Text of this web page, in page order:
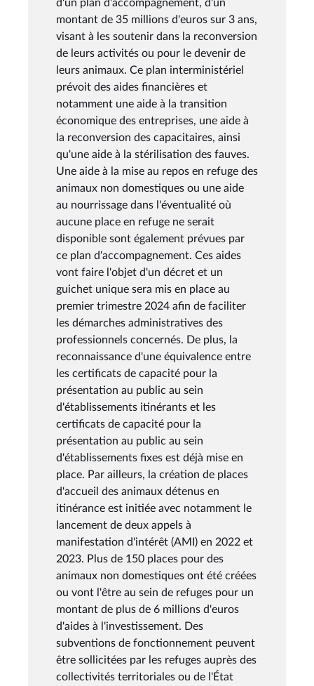
d'un plan d'accompagnement, d'un
montant de 35 millions d'euros sur 3 ans,
visant à les soutenir dans la reconversion
de leurs activités ou pour le devenir de
leurs animaux. Ce plan interministériel
prévoit des aides financières et
notamment une aide à la transition
économique des entreprises, une aide à
la reconversion des capacitaires, ainsi
qu'une aide à la stérilisation des fauves.
Une aide à la mise au repos en refuge des
animaux non domestiques ou une aide
au nourrissage dans l'éventualité où
aucune place en refuge ne serait
disponible sont également prévues par
ce plan d'accompagnement. Ces aides
vont faire l'objet d'un décret et un
guichet unique sera mis en place au
premier trimestre 2024 afin de faciliter
les démarches administratives des
professionnels concernés. De plus, la
reconnaissance d'une équivalence entre
les certificats de capacité pour la
présentation au public au sein
d'établissements itinérants et les
certificats de capacité pour la
présentation au public au sein
d'établissements fixes est déjà mise en
place. Par ailleurs, la création de places
d'accueil des animaux détenus en
itinérance est initiée avec notamment le
lancement de deux appels à
manifestation d'intérêt (AMI) en 2022 et
2023. Plus de 150 places pour des
animaux non domestiques ont été créées
ou vont l'être au sein de refuges pour un
montant de plus de 6 millions d'euros
d'aides à l'investissement. Des
subventions de fonctionnement peuvent
être sollicitées par les refuges auprès des
collectivités territoriales ou de l'État